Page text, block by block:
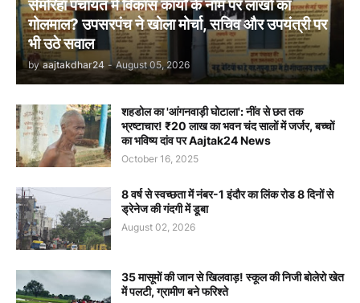
सेमरिहा पंचायत में विकास कार्यों के नाम पर लाखों का
गोलमाल? उपसरपंच ने खोला मोर्चा, सचिव और उपयंत्री पर
भी उठे सवाल
by aajtakdhar24 - August 05, 2026
शहडोल का 'आंगनवाड़ी घोटाला': नींव से छत तक
भ्रष्टाचार! ₹20 लाख का भवन चंद सालों में जर्जर, बच्चों
का भविष्य दांव पर Aajtak24 News
October 16, 2025
8 वर्ष से स्वच्छता में नंबर-1 इंदौर का लिंक रोड 8 दिनों से
ड्रेनेज की गंदगी में डूबा
August 02, 2026
35 मासूमों की जान से खिलवाड़! स्कूल की निजी बोलेरो खेत
में पलटी, ग्रामीण बने फरिश्ते